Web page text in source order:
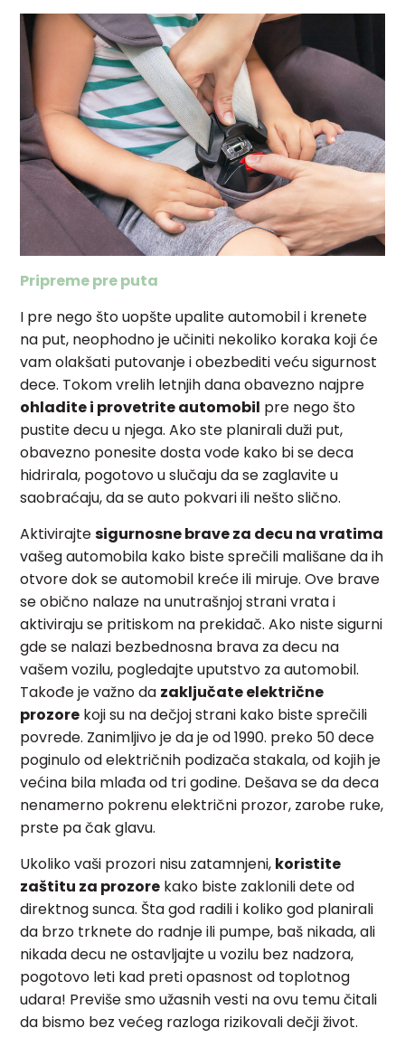
Pripreme pre puta
I pre nego što uopšte upalite automobil i krenete
na put, neophodno je učiniti nekoliko koraka koji će
vam olakšati putovanje i obezbediti veću sigurnost
dece. Tokom vrelih letnjih dana obavezno najpre
ohladite i provetrite automobil pre nego što
pustite decu u njega. Ako ste planirali duži put,
obavezno ponesite dosta vode kako bi se deca
hidrirala, pogotovo u slučaju da se zaglavite u
saobraćaju, da se auto pokvari ili nešto slično.
Aktivirajtesigurnosne brave za decu na vratima
vašeg automobila kako biste sprečili mališane da ih
otvore dok se automobil kreće ili miruje. Ove brave
se obično nalaze na unutrašnjoj strani vrata i
aktiviraju se pritiskom na prekidač. Ako niste sigurni
gde se nalazi bezbednosna brava za decu na
vašem vozilu, pogledajte uputstvo za automobil.
Takođe je važno da zaključate električne
prozore koji su na dečjoj strani kako biste sprečili
povrede. Zanimljivo je da je od 1990. preko 50 dece
poginulo od električnih podizača stakala, od kojih je
većina bila mlađa od tri godine. Dešava se da deca
nenamerno pokrenu električni prozor, zarobe ruke,
prste pa čak glavu.
Ukoliko vaši prozori nisu zatamnjeni, koristite
zaštitu za prozore kako biste zaklonili dete od
direktnog sunca. Šta god radili i koliko god planirali
da brzo trknete do radnje ili pumpe, baš nikada, ali
nikada decu ne ostavljajte u vozilu bez nadzora,
pogotovo leti kad preti opasnost od toplotnog
udara! Previše smo užasnih vesti na ovu temu čitali
da bismo bez većeg razloga rizikovali dečji život.